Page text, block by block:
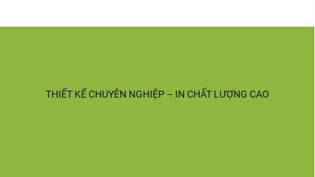
THIẾT KẾ CHUYÊN NGHIỆP – IN CHẤT LƯỢNG CAO